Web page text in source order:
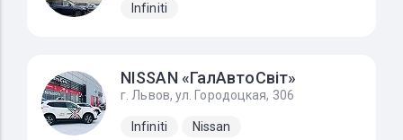
Infiniti
NISSAN «ГалАвтоСвіт»
г. Львов, ул. Городоцкая, 306
Infiniti Nissan